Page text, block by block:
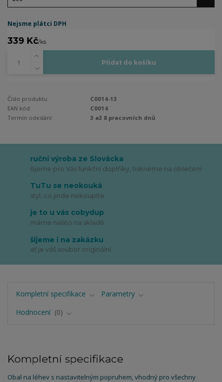
Nejsme plátci DPH
339 Kč/ks
Přidat do košíku
Číslo produktu:
C0014-13
EAN kód:
C0014
Termín odeslání:
3 až 8 pracovních dnů
ruční výroba ze Slovácka
šijeme pro Vás funkční doplňky, tiskneme na oblečení
TuTu se neokouká
styl, co jinde nekoupíte
je to u vás cobydup
máme našito na skladě
šijeme i na zakázku
ať je váš soubor originální
Kompletní specifikace
Parametry
Hodnocení
0
Kompletní specifikace
Obal na léhev s nastavitelným popruhem, vhodný pro všechny